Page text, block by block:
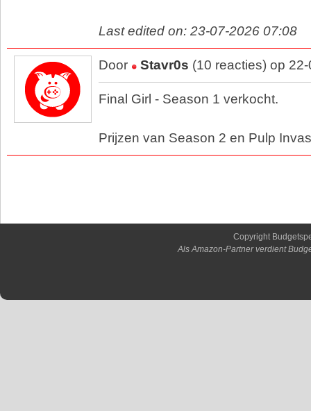
Last edited on: 23-07-2026 07:08
Door Stavr0s (10 reacties) op
Final Girl - Season 1 verkocht.
Prijzen van Season 2 en Pulp
Copyright
Als Amazon-Partner verdient